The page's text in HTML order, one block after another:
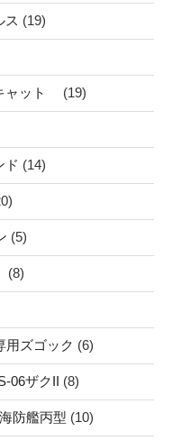
(19)
ャット (19)
(14)
(5)
(8)
ズゴック (6)
ザクII (8)
防艦丙型 (10)